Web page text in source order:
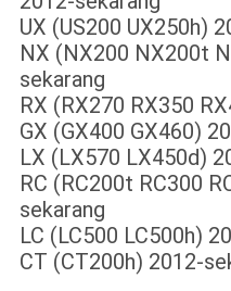
UX (US200 UX250h)
NX (NX200 NX200t
sekarang
RX (RX270 RX350
GX (GX400 GX460)
LX (LX570 LX450d)
RC (RC200t RC300
sekarang
LC (LC500 LC500h)
CT (CT200h) 2012-